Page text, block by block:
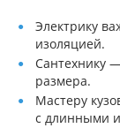
Электрику
изоляцией.
Сантехнику
размера.
Мастеру
с длинными